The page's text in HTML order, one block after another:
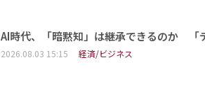
AI時代、「暗黙知」は継承できるのか 「
2026.08.03 15:15 経済/ビジネス